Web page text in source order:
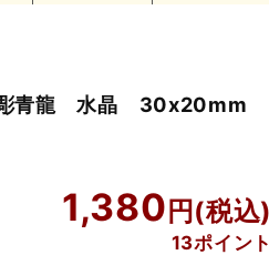
彫青龍 水晶 30x20mm
1,380
13ポイント